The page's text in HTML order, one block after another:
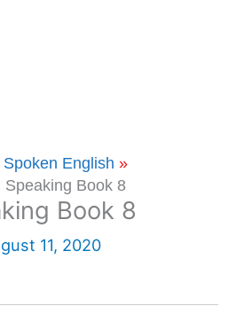
Spoken English
Speaking Book 8
Book 8
11, 2020